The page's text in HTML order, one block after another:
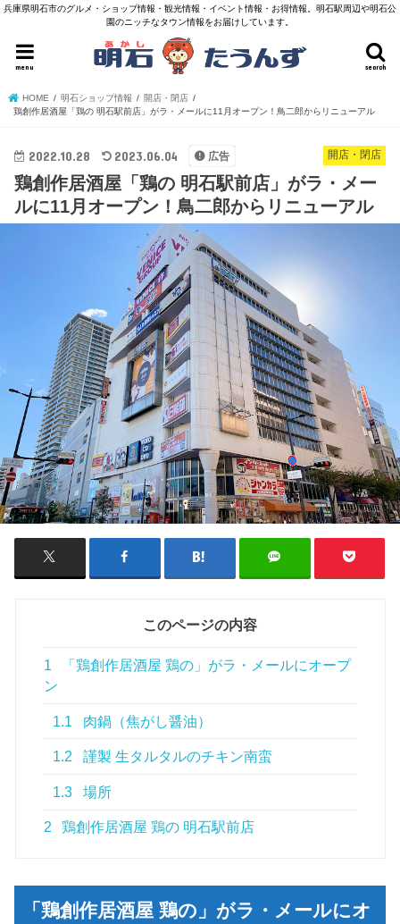
兵庫県明石市のグルメ・ショップ情報・観光情報・イベント情報・お得情報。明石駅周辺や明石公
園のニッチなタウン情報をお届けしています。
search
menu
HOME 明石ショップ情報
開店・閉店
鶏創作居酒屋「鶏の 明石駅前店」がラ・メールに11月オープン！鳥二郎からリニューアル
開店・閉店
2022.10.28 2023.06.04 広告
鶏創作居酒屋「鶏の 明石駅前店」がラ・メー
ルに11月オープン！鳥二郎からリニューアル
このページの内容
1
「鶏創作居酒屋 鶏の」がラ・メールにオープ
ン
1.1 肉鍋（焦がし醤油）
1.2 謹製 生タルタルのチキン南蛮
1.3 場所
2 鶏創作居酒屋 鶏の 明石駅前店
「鶏創作居酒屋 鶏の」がラ・メールにオ